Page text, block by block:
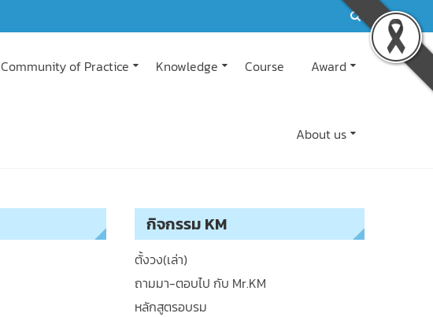
Community of Practice Knowledge Course Award
About us
กิจกรรม KM
ตั้งวง(เล่า)
ถามมา-ตอบไป กับ Mr.KM
หลักสูตรอบรม